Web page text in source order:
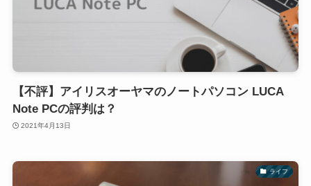
【不評】アイリスオーヤマのノートパソコン LUCA
Note PCの評判は？
2021年4月13日
ライフ